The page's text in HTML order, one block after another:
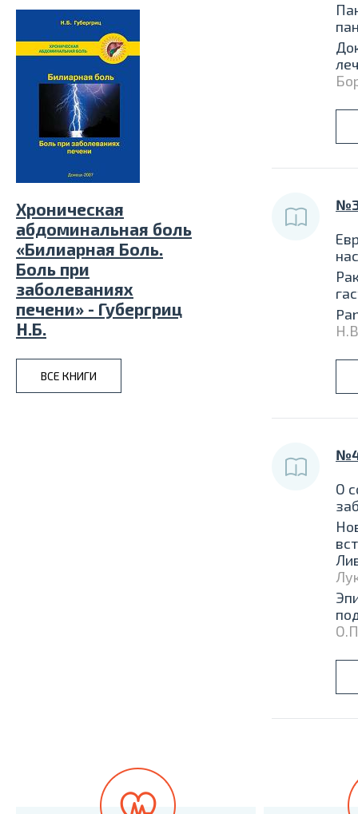
Хроническая
абдоминальная боль
«Билиарная Боль.
Боль при
заболеваниях
печени» - Губергриц
Н.Б.
ВСЕ КНИГИ
О